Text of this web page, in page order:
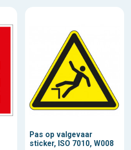
Pas op valgevaar
sticker, ISO 7010, W008